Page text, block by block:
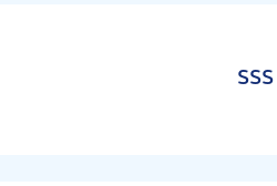
SSS